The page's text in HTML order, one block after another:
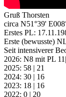
Gruß Thorsten
circa N51°39'
Erstes PL:
Erste (bewusste)
Seit intensiverer
2026: N8 mit PL
2025: 58 | 21
2024: 30 | 16
2023: 18 | 16
2022: 0 | 20